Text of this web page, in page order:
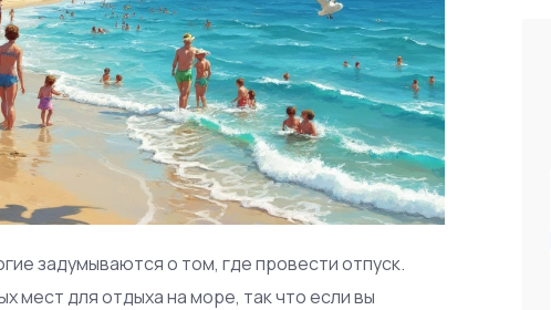
задумываются о том, где провести отпуск.
мест для отдыха на море, так что если вы